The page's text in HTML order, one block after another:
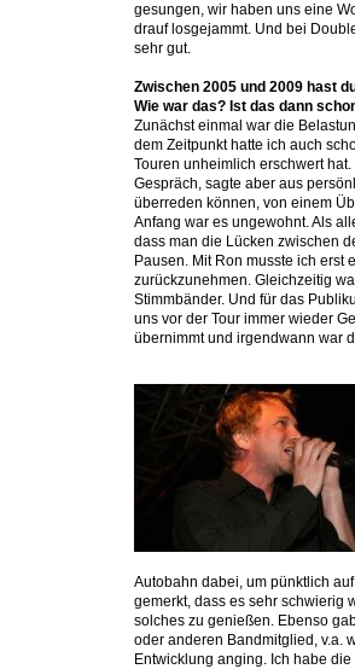
gesungen, wir haben uns eine
drauf losgejammt. Und bei
sehr gut.
Zwischen 2005 und 2009 hast
Wie war das? Ist das dann
Zunächst einmal war die
dem Zeitpunkt hatte ich auch
Touren unheimlich erschwert
Gespräch, sagte aber aus
überreden können, von einem
Anfang war es ungewohnt. Als
dass man die Lücken zwischen
Pausen. Mit Ron musste ich
zurückzunehmen. Gleichzeitig
Stimmbänder. Und für das
uns vor der Tour immer wieder
übernimmt und irgendwann war
Autobahn dabei, um pünktlich
gemerkt, dass es sehr schwierig
solches zu genießen. Ebenso
oder anderen Bandmitglied, v.a.
Entwicklung anging. Ich habe